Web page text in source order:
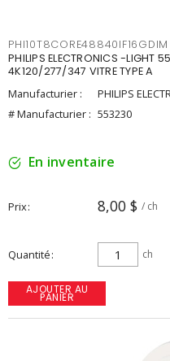
PHI10T8CORE48840IF16GDIM
PHILIPS ELECTRONICS -LIGHT
4K120/277/347 VITRE TYPE A
Manufacturier :
PHILIPS
# Manufacturier : 553230
En inventaire
Prix 8,00 $ / ch
Quantité ch
AJOUTER AU
PANIER